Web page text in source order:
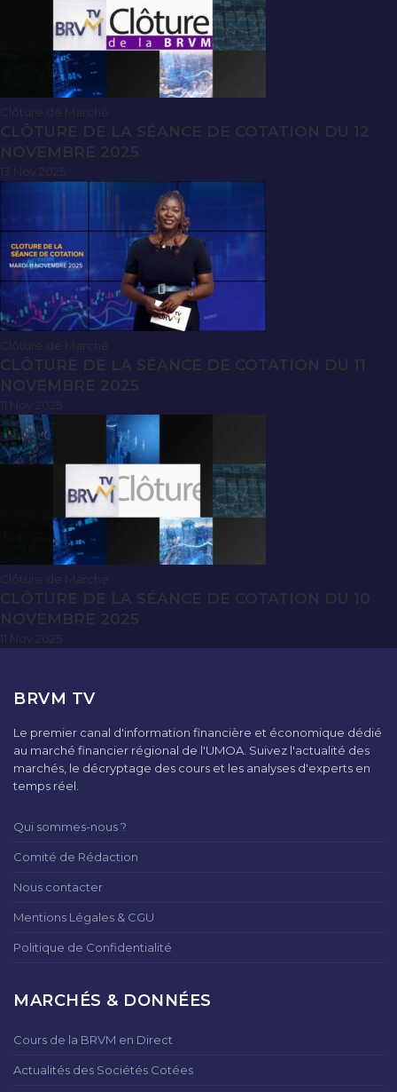
CLÔTURE DE LA SÉANCE DE COTATION DU 12
NOVEMBRE 2025
CLÔTURE DE LA SÉANCE DE COTATION DU 11
NOVEMBRE 2025
CLÔTURE DE LA SÉANCE DE COTATION DU 10
NOVEMBRE 2025
BRVM TV
Le premier canal d'information financière et économique dédié
au marché financier régional de l'UMOA. Suivez l'actualité des
marchés, le décryptage des cours et les analyses d'experts en
temps réel.
Qui sommes-nous ?
Comité de Rédaction
Nous contacter
Mentions Légales & CGU
Politique de Confidentialité
MARCHÉS & DONNÉES
Cours de la BRVM en Direct
Actualités des Sociétés Cotées